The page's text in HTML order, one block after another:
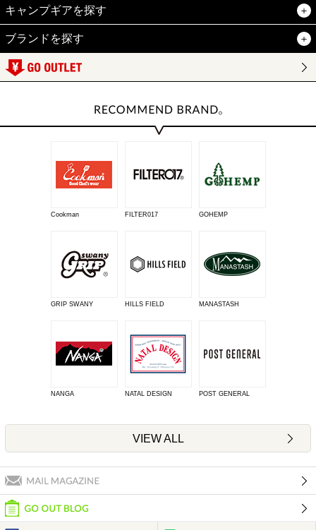
キャンプギアを探す
ブランドを探す
Cookman FILTER017 GOHEMP
GRIP SWANY HILLS FIELD MANASTASH
NANGA NATAL DESIGN POST GENERAL
VIEW ALL